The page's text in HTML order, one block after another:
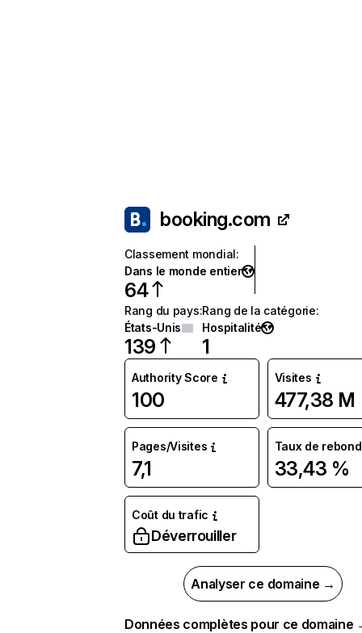
booking.com
Classement mondial:
Dans le monde entier
64
Rang du pays:
États-Unis
139
Rang de la catégorie:
Hospitalité
1
Authority Score
100
Visites
477,38 M
Pages/Visites
7,1
Taux de rebond
33,43 %
Coût du trafic
Déverrouiller
Analyser ce domaine →
Données complètes pour ce domaine